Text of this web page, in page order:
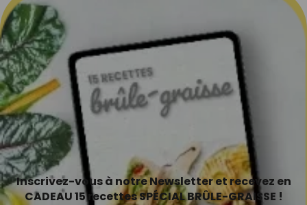
Inscrivez-vous à notre Newsletter et recevez en
CADEAU 15 recettes SPÉCIAL BRÛLE-GRAISSE !